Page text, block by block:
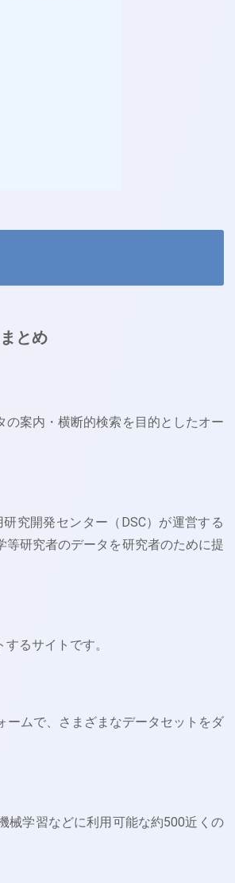
とめ
の案内・横断的検索を目的としたオー
究開発センター（DSC）が運営する
研究者のデータを研究者のために提
るサイトです。
ームで、さまざまなデータセットをダ
械学習などに利用可能な約500近くの